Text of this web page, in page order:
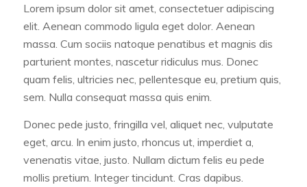
Lorem ipsum dolor sit amet, consectetuer adipiscing
elit. Aenean commodo ligula eget dolor. Aenean
massa. Cum sociis natoque penatibus et magnis dis
parturient montes, nascetur ridiculus mus. Donec
quam felis, ultricies nec, pellentesque eu, pretium quis,
sem. Nulla consequat massa quis enim.
Donec pede justo, fringilla vel, aliquet nec, vulputate
eget, arcu. In enim justo, rhoncus ut, imperdiet a,
venenatis vitae, justo. Nullam dictum felis eu pede
mollis pretium. Integer tincidunt. Cras dapibus.